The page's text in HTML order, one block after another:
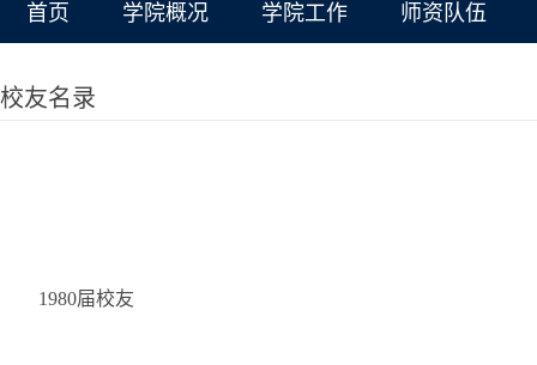
首页 学院概况 学院工作 师资队伍
校友名录
1980届校友